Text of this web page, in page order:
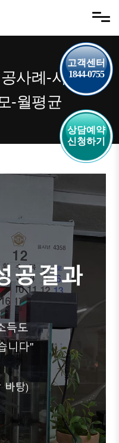
사례-사무
-월평균
고객센터
1844-0755
상담예약
신청하기